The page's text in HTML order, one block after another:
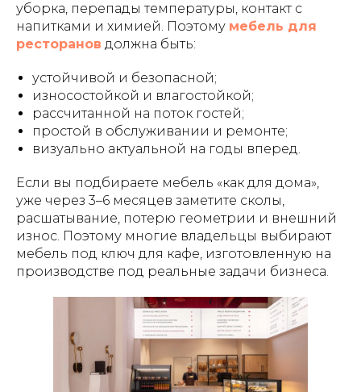
уборка, перепады температуры, контакт с
напитками и химией. Поэтому мебель для
ресторанов должна быть:
устойчивой и безопасной;
износостойкой и влагостойкой;
рассчитанной на поток гостей;
простой в обслуживании и ремонте;
визуально актуальной на годы вперед.
Если вы подбираете мебель «как для дома»,
уже через 3–6 месяцев заметите сколы,
расшатывание, потерю геометрии и внешний
износ. Поэтому многие владельцы выбирают
мебель под ключ для кафе, изготовленную на
производстве под реальные задачи бизнеса.